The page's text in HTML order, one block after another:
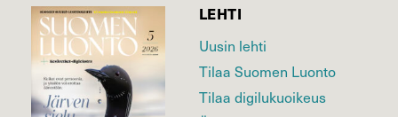
LEHTI
Uusin lehti
Tilaa Suomen Luonto
Tilaa digilukuoikeus